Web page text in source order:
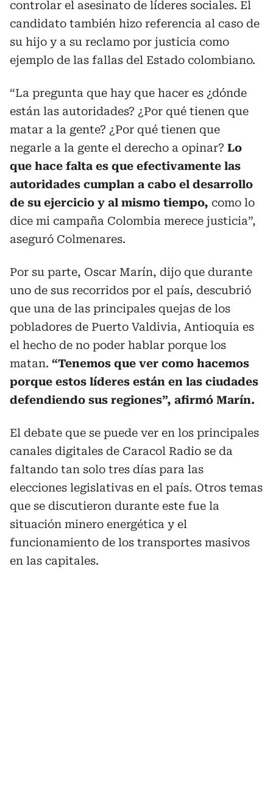
controlar el asesinato de líderes sociales. El
candidato también hizo referencia al caso de
su hijo y a su reclamo por justicia como
ejemplo de las fallas del Estado colombiano.
“La pregunta que hay que hacer es ¿dónde
están las autoridades? ¿Por qué tienen que
matar a la gente? ¿Por qué tienen que
negarle a la gente el derecho a opinar? Lo
que hace falta es que efectivamente las
autoridades cumplan a cabo el desarrollo
de su ejercicio y al mismo tiempo, como lo
dice mi campaña Colombia merece justicia”,
aseguró Colmenares.
Por su parte, Oscar Marín, dijo que durante
uno de sus recorridos por el país, descubrió
que una de las principales quejas de los
pobladores de Puerto Valdivia, Antioquia es
el hecho de no poder hablar porque los
matan. “Tenemos que ver como hacemos
porque estos líderes están en las ciudades
defendiendo sus regiones”, afirmó Marín.
El debate que se puede ver en los principales
canales digitales de Caracol Radio se da
faltando tan solo tres días para las
elecciones legislativas en el país. Otros temas
que se discutieron durante este fue la
situación minero energética y el
funcionamiento de los transportes masivos
en las capitales.